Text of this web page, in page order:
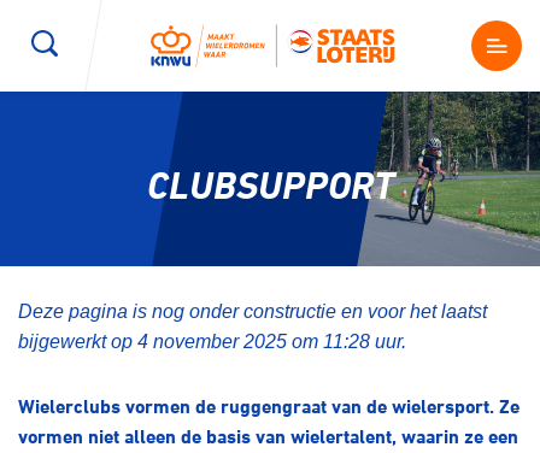
Kenniscentrum
Magazine
Nieuws
Shop
CLUBSUPPORT
Deze pagina is nog onder constructie en voor het laatst
bijgewerkt op 4 november 2025 om 11:28 uur.
Wielerclubs vormen de ruggengraat van de wielersport. Ze
vormen niet alleen de basis van wielertalent, waarin ze een
Mountainbiken
E-Racing
BMX freestyle Gravel